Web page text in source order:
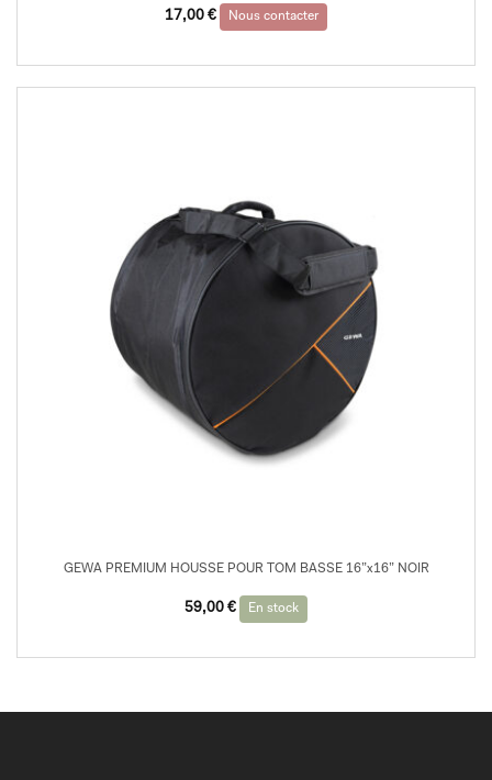
17,00 € Nous contacter
GEWA PREMIUM HOUSSE POUR TOM BASSE 16”x16” NOIR
59,00 € En stock